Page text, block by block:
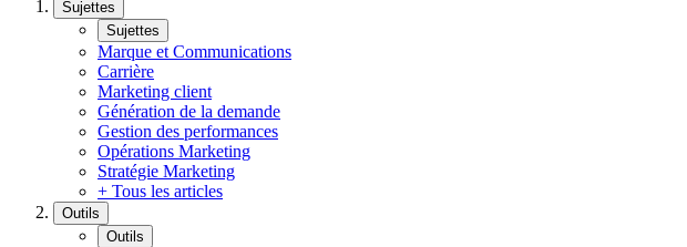
Sujettes
Sujettes
Marque et Communications
Carrière
Marketing client
Génération de la demande
Gestion des performances
Opérations Marketing
Stratégie Marketing
+ Tous les articles
Outils
Outils